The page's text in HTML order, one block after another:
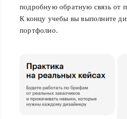
подробную обратную связь от
К концу учебы вы выполните
портфолио.